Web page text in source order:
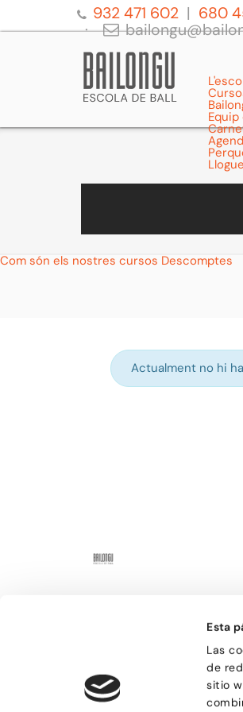
Esta
Las
de
sitio
932 471 602
680
Com són els nostres cursos Descomptes
Actualment no hi